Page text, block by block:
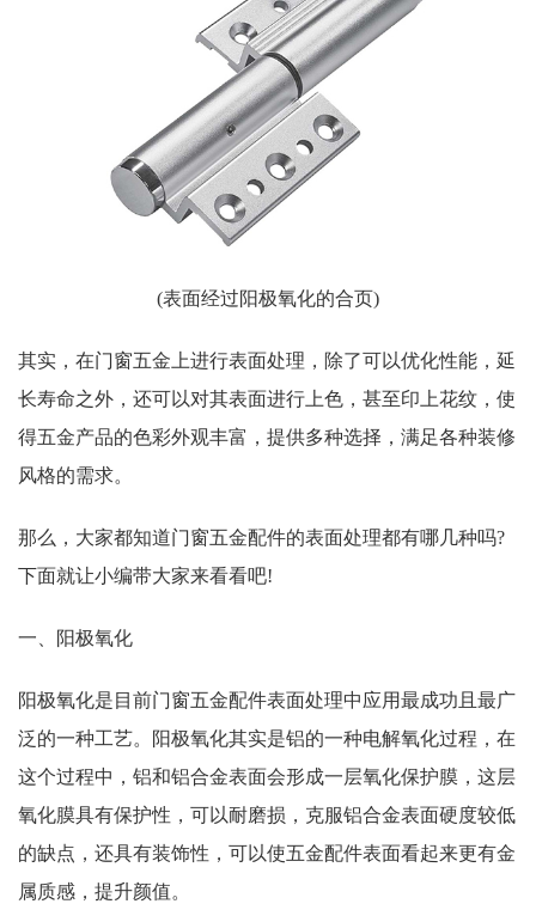
(表面经过阳极氧化的合页)
其实，在门窗五金上进行表面处理，除了可以优化性能，延
长寿命之外，还可以对其表面进行上色，甚至印上花纹，使
得五金产品的色彩外观丰富，提供多种选择，满足各种装修
风格的需求。
那么，大家都知道门窗五金配件的表面处理都有哪几种吗?
下面就让小编带大家来看看吧!
一、阳极氧化
阳极氧化是目前门窗五金配件表面处理中应用最成功且最广
泛的一种工艺。阳极氧化其实是铝的一种电解氧化过程，在
这个过程中，铝和铝合金表面会形成一层氧化保护膜，这层
氧化膜具有保护性，可以耐磨损，克服铝合金表面硬度较低
的缺点，还具有装饰性，可以使五金配件表面看起来更有金
属质感，提升颜值。